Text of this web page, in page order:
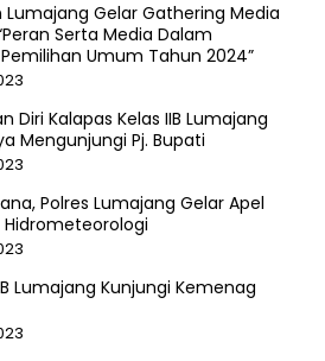
Lumajang Gelar Gathering Media
Serta Media Dalam
Umum Tahun 2024”
Diri Kalapas Kelas IIB Lumajang
Mengunjungi Pj. Bupati
Polres Lumajang Gelar Apel
Lumajang Kunjungi Kemenag